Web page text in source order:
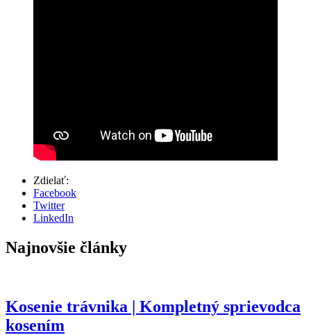
Zdielať:
Facebook
Twitter
LinkedIn
Najnovšie články
Kosenie trávnika | Kompletný sprievodca
kosením